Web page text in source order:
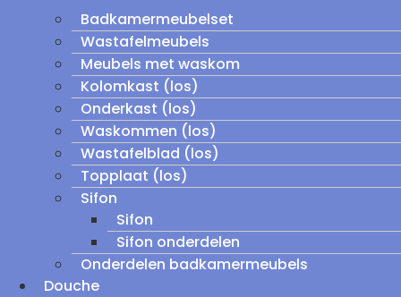
Badkamermeubelset
Wastafelmeubels
Meubels met waskom
Kolomkast (los)
Onderkast (los)
Waskommen (los)
Wastafelblad (los)
Topplaat (los)
Sifon
Sifon
Sifon onderdelen
Onderdelen badkamermeubels
Douche